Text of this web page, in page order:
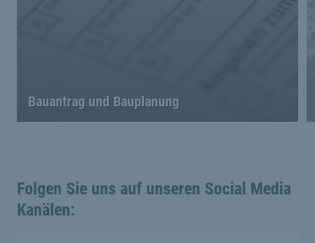
Bauantrag und Bauplanung
Folgen Sie uns auf unseren Social Media
Kanälen: